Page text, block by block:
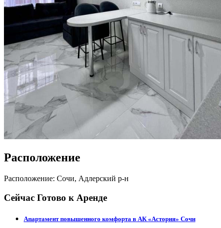
Расположение
Расположение: Сочи, Адлерский р-н
Сейчас Готово к Аренде
Апартамент повышенного комфорта в АК «Астория» Сочи